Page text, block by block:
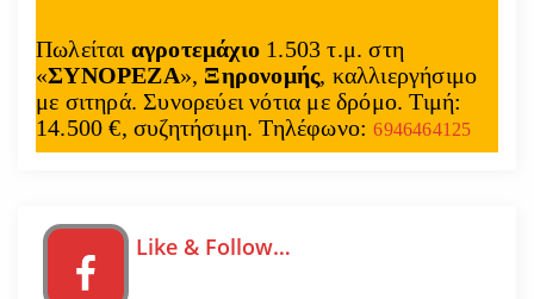
Πωλείται αγροτεμάχιο 1.503 τ.μ. στη
«ΣΥΝΟΡΕΖΑ», Ξηρονομής, καλλιεργήσιμο
με σιτηρά. Συνορεύει νότια με δρόμο. Τιμή:
14.500 €, συζητήσιμη. Τηλέφωνο:6946464125
Like & Follow…